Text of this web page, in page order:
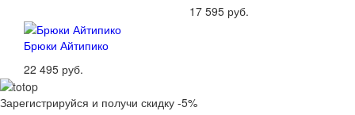
17 595 руб.
Брюки Айтипико
22 495 руб.
Зарегистрируйся и получи скидку -5%